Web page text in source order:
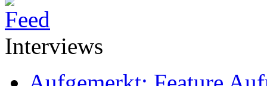
Interviews